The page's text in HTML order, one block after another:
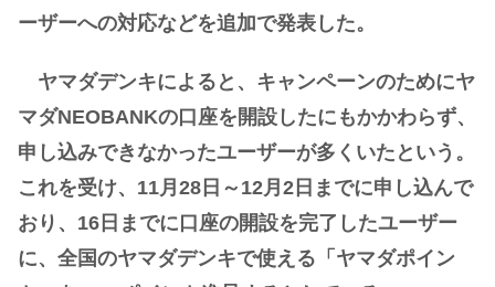
ーザーへの対応などを追加で発表した。
ヤマダデンキによると、キャンペーンのためにヤ
マダNEOBANKの口座を開設したにもかかわらず、
申し込みできなかったユーザーが多くいたという。
これを受け、11月28日～12月2日までに申し込んで
おり、16日までに口座の開設を完了したユーザー
に、全国のヤマダデンキで使える「ヤマダポイン